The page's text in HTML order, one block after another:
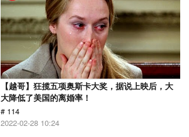
【越哥】狂揽五项奥斯卡大奖，据说上映后，大
大降低了美国的离婚率！
# 114
2022-02-28 10:24